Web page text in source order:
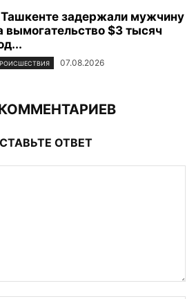
задержали мужчину
вымогательство $3 тысяч
07.08.2026
ОТВЕТ